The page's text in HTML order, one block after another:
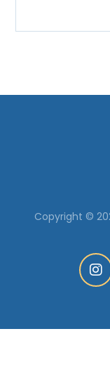
Copyright ©